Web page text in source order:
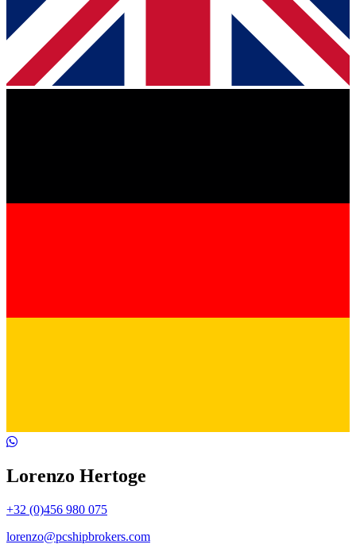
Lorenzo Hertoge
+32 (0)456 980 075
lorenzo@pcshipbrokers.com